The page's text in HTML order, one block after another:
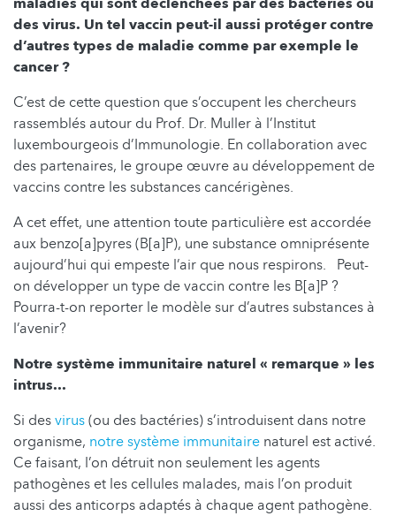
des virus. Un tel vaccin peut-il aussi protéger contre
d’autres types de maladie comme par exemple le
cancer ?
C’est de cette question que s’occupent les chercheurs
rassemblés autour du Prof. Dr. Muller à l’Institut
luxembourgeois d’Immunologie. En collaboration avec
des partenaires, le groupe œuvre au développement de
vaccins contre les substances cancérigènes.
A cet effet, une attention toute particulière est accordée
aux benzo[a]pyres (B[a]P), une substance omniprésente
aujourd’hui qui empeste l’air que nous respirons. Peut-
on développer un type de vaccin contre les B[a]P ?
Pourra-t-on reporter le modèle sur d’autres substances à
l’avenir?
Notre système immunitaire naturel « remarque » les
intrus...
Si desvirus(ou des bactéries) s’introduisent dans notre
organisme, notre système immunitaire naturel est activé.
Ce faisant, l’on détruit non seulement les agents
pathogènes et les cellules malades, mais l’on produit
aussi des anticorps adaptés à chaque agent pathogène.